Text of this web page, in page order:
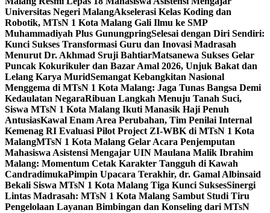
Universitas Negeri MalangAkselerasi Kelas Koding dan
Robotik, MTsN 1 Kota Malang Gali Ilmu ke SMP
Muhammadiyah Plus GunungpringSelesai dengan Diri Sendiri:
Kunci Sukses Transformasi Guru dan Inovasi Madrasah
Menurut Dr. Akhmad Sruji BahtiarMatsanewa Sukses Gelar
Puncak Kokurikuler dan Bazar Amal 2026, Unjuk Bakat dan
Lelang Karya MuridSemangat Kebangkitan Nasional
Menggema di MTsN 1 Kota Malang: Jaga Tunas Bangsa Demi
Kedaulatan NegaraRibuan Langkah Menuju Tanah Suci,
Siswa MTsN 1 Kota Malang Ikuti Manasik Haji Penuh
AntusiasKawal Enam Area Perubahan, Tim Penilai Internal
Kemenag RI Evaluasi Pilot Project ZI-WBK di MTsN 1 Kota
MalangMTsN 1 Kota Malang Gelar Acara Penjemputan
Mahasiswa Asistensi Mengajar UIN Maulana Malik Ibrahim
Malang: Momentum Cetak Karakter Tangguh di Kawah
CandradimukaPimpin Upacara Terakhir, dr. Gamal Albinsaid
Bekali Siswa MTsN 1 Kota Malang Tiga Kunci SuksesSinergi
Lintas Madrasah: MTsN 1 Kota Malang Sambut Studi Tiru
Pengelolaan Layanan Bimbingan dan Konseling dari MTsN